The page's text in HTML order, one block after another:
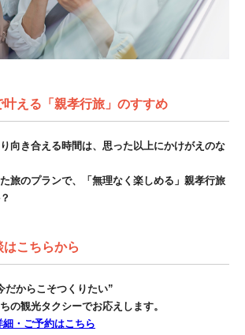
える「親孝行旅」のすすめ
向き合える時間は、思った以上にかけがえのな
旅のプランで、「無理なく楽しめる」親孝行旅
はこちらから
だからこそつくりたい”
の観光タクシーでお応えします。
・ご予約はこちら